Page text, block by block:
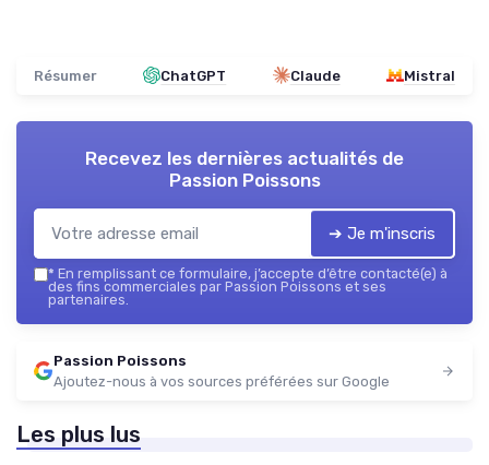
Résumer ChatGPT Claude Mistral
Recevez les dernières actualités de
Passion Poissons
➔ Je m'inscris
* En remplissant ce formulaire, j’accepte d’être contacté(e) à
des fins commerciales par Passion Poissons et ses
partenaires.
Passion Poissons
Ajoutez-nous à vos sources préférées sur Google
Les plus lus